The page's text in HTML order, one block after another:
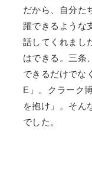
だから、自分た
躍できるような
話してくれまし
はできる。三条
できるだけでな
E」。クラーク
を抱け」。そん
でした。